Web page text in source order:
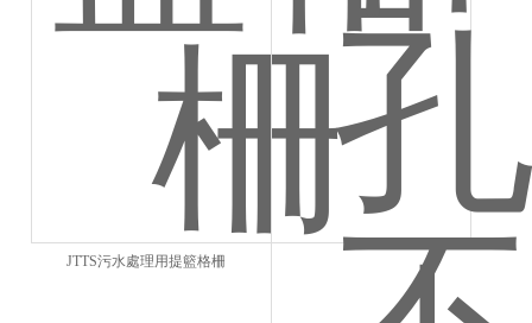
JTTS污水處理用提籃格柵